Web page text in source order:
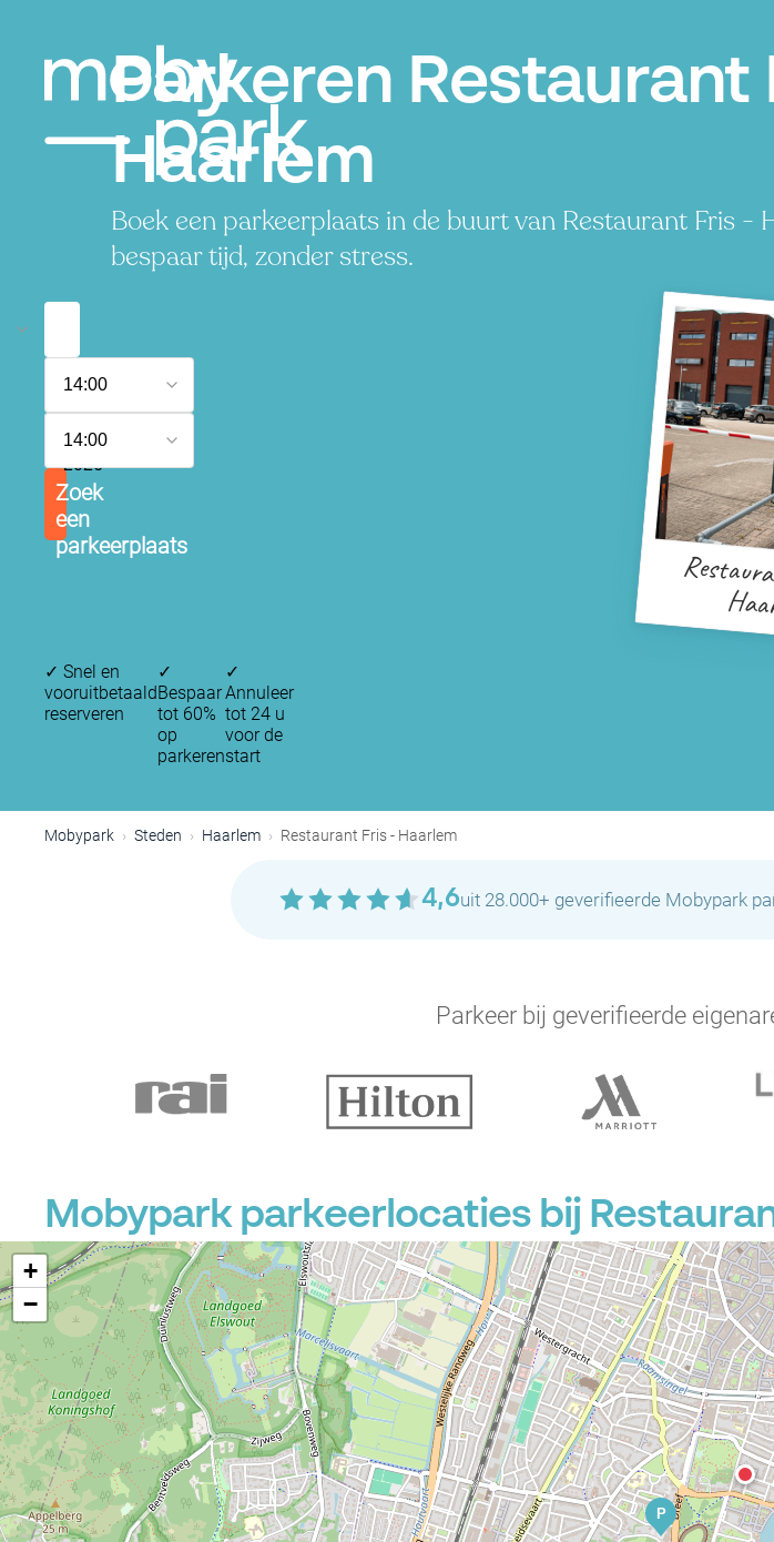
Parkeren Restaurant
Haarlem
Boek een parkeerplaats in de buurt van Restaurant Fris -
bespaar tijd, zonder stress.
augustus
2026
14:00
augustus
2026
14:00
Zoek
een
parkeerplaats
✓ Snel en
vooruitbetaald
reserveren
✓
Bespaar
tot 60%
op
parkeren
✓
Annuleer
tot 24 u
voor de
start
Mobypark Steden Haarlem Restaurant Fris - Haarlem
4,6uit 28.000+ geverifieerde Mobypark
Parkeer bij geverifieerde
Mobypark parkeerlocaties bij
P
+
−